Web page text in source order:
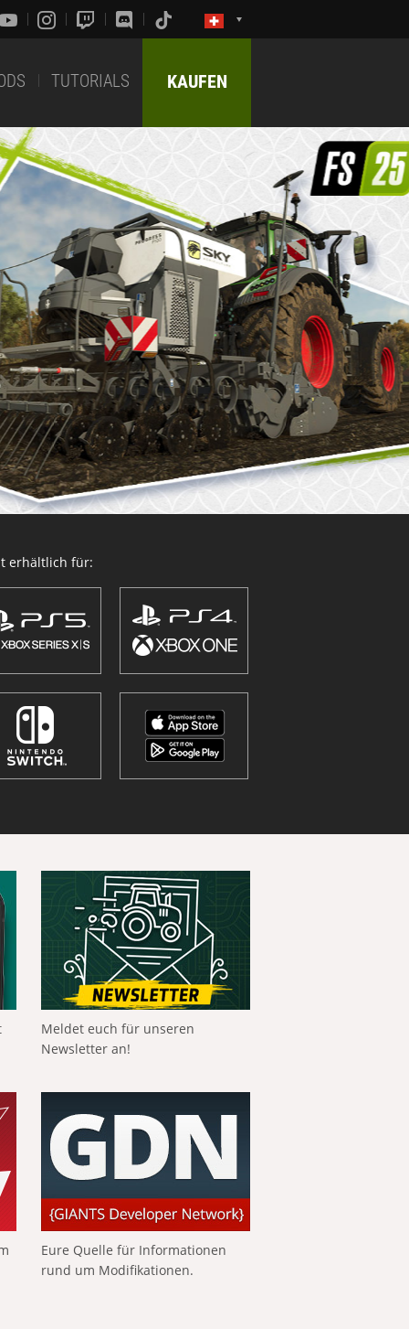
TUTORIALS KAUFEN
erhältlich für:
Meldet euch für unseren
Newsletter an!
Eure Quelle für Informationen
rund um Modifikationen.